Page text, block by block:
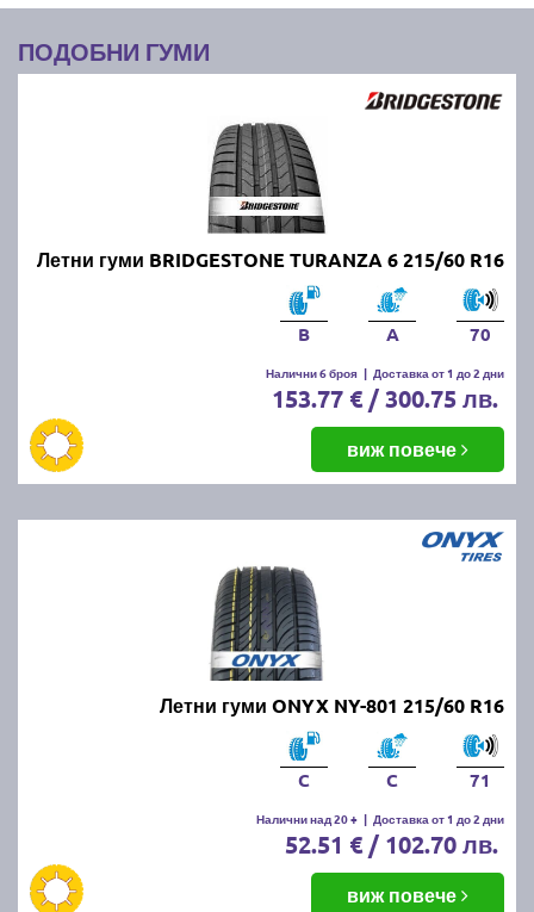
ПОДОБНИ ГУМИ
Летни гуми BRIDGESTONE TURANZA 6 215/60 R16
B A 70
Налични 6 броя | Доставка от 1 до 2 дни
153.77 € / 300.75 лв.
виж повече
Летни гуми ONYX NY-801 215/60 R16
C C 71
Налични над 20 + | Доставка от 1 до 2 дни
52.51 € / 102.70 лв.
виж повече